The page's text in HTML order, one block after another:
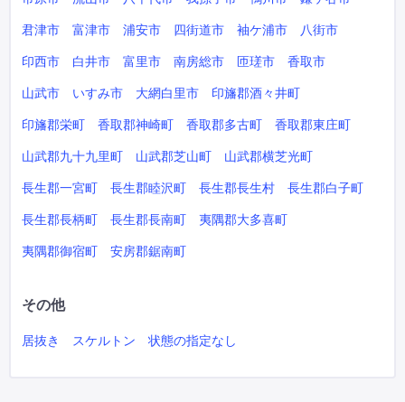
君津市 富津市 浦安市 四街道市 袖ケ浦市 八街市
印西市 白井市 富里市 南房総市 匝瑳市 香取市
山武市 いすみ市 大網白里市 印旛郡酒々井町
印旛郡栄町 香取郡神崎町 香取郡多古町 香取郡東庄町
山武郡九十九里町 山武郡芝山町 山武郡横芝光町
長生郡一宮町 長生郡睦沢町 長生郡長生村 長生郡白子町
長生郡長柄町 長生郡長南町 夷隅郡大多喜町
夷隅郡御宿町 安房郡鋸南町
その他
居抜き スケルトン 状態の指定なし